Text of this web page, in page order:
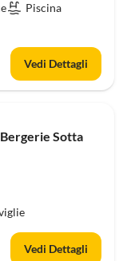
Piscina
Vedi Dettagli
Sotta
Vedi Dettagli